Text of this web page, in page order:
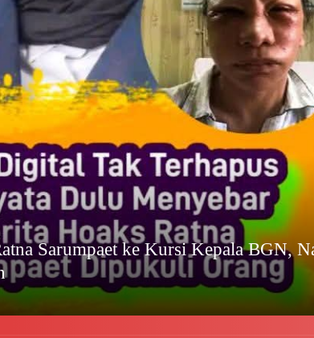
Sarumpaet ke Kursi Kepala BGN,